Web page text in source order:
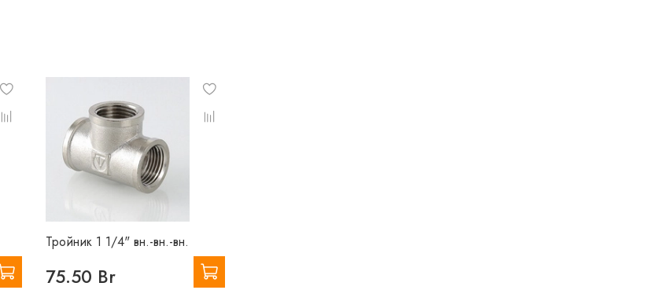
Тройник 1 1/4" вн.-вн.-вн.
75.50 Br